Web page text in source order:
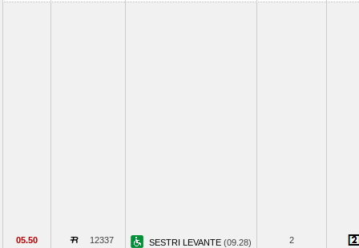
05.50 12337 SESTRI LEVANTE (09.28) 2